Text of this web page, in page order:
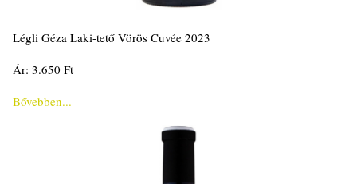
Légli Géza Laki-tető Vörös Cuvée 2023
Ár: 3.650 Ft
Bővebben...